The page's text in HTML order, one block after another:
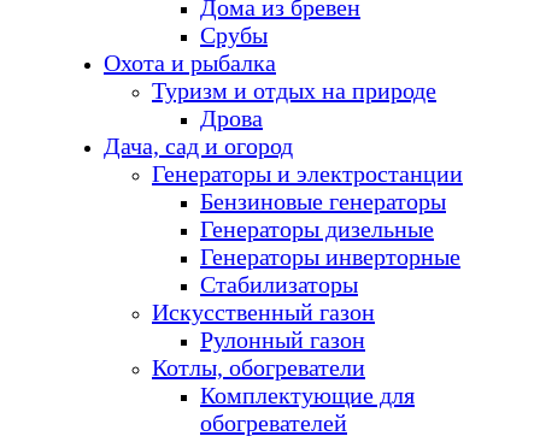
Дома из бревен
Срубы
Охота и рыбалка
Туризм и отдых на природе
Дрова
Дача, сад и огород
Генераторы и электростанции
Бензиновые генераторы
Генераторы дизельные
Генераторы инверторные
Стабилизаторы
Искусственный газон
Рулонный газон
Котлы, обогреватели
Комплектующие для
обогревателей